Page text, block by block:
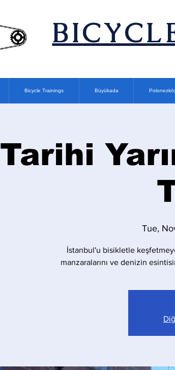
Bicycle Trainings Büyükada
Tarihi
Tue,
İstanbul'u bisikletle
manzaralarını ve denizin